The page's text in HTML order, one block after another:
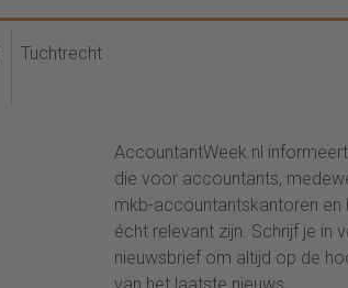
Tuchtrecht
AccountantWeek.nl
die voor accountants,
mkb-accountantskantoren en
écht relevant zijn. Schrijf je in
nieuwsbrief om altijd op de